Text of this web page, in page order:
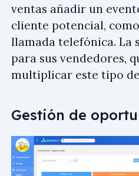
ventas añadir un
cliente potencial,
llamada telefónica. La
para sus vendedores,
multiplicar este tipo
Gestión de